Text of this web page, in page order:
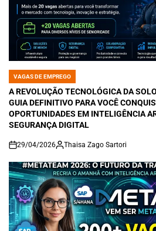
POSTED
IN
VAGAS DE EMPREGO
A REVOLUÇÃO TECNOLÓGICA DA
GUIA DEFINITIVO PARA VOCÊ
OPORTUNIDADES EM INTELIGÊNCIA
SEGURANÇA DIGITAL
on
29/04/2026 Thaisa Zago Sartori